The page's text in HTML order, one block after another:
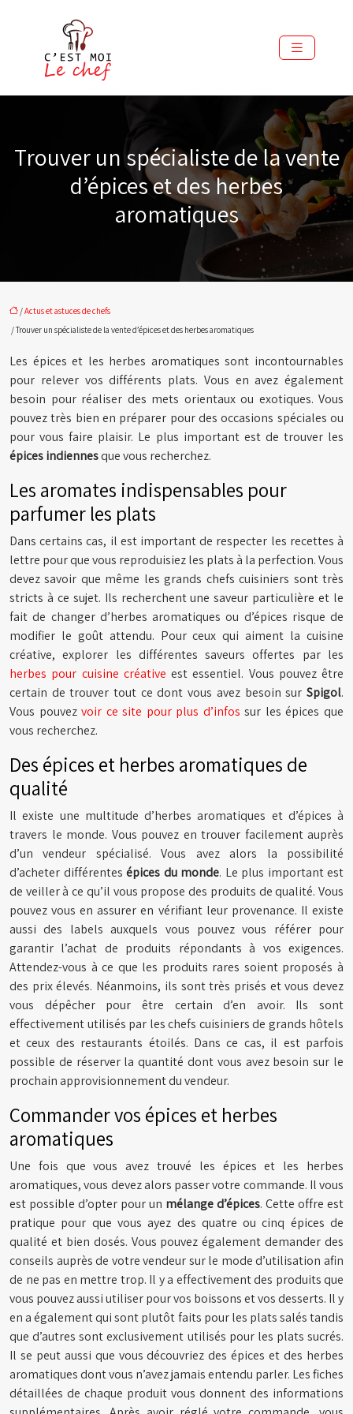
Trouver un spécialiste de la vente
d’épices et des herbes
aromatiques
/Actus et astuces de chefs
/ Trouver un spécialiste de la vente d’épices et des herbes aromatiques
Les épices et les herbes aromatiques sont incontournables
pour relever vos différents plats. Vous en avez également
besoin pour réaliser des mets orientaux ou exotiques. Vous
pouvez très bien en préparer pour des occasions spéciales ou
pour vous faire plaisir. Le plus important est de trouver les
épices indiennesque vous recherchez.
Les aromates indispensables pour
parfumer les plats
Dans certains cas, il est important de respecter les recettes à
lettre pour que vous reproduisiez les plats à la perfection. Vous
devez savoir que même les grands chefs cuisiniers sont très
stricts à ce sujet. Ils recherchent une saveur particulière et le
fait de changer d’herbes aromatiques ou d’épices risque de
modifier le goût attendu. Pour ceux qui aiment la cuisine
créative, explorer les différentes saveurs offertes par les
herbes pour cuisine créative est essentiel. Vous pouvez être
certain de trouver tout ce dont vous avez besoin sur Spigol.
Vous pouvezvoir ce site pour plus d’infos sur les épices que
vous recherchez.
Des épices et herbes aromatiques de
qualité
Il existe une multitude d’herbes aromatiques et d’épices à
travers le monde. Vous pouvez en trouver facilement auprès
d’un vendeur spécialisé. Vous avez alors la possibilité
d’acheter différentes épices du monde. Le plus important est
de veiller à ce qu’il vous propose des produits de qualité. Vous
pouvez vous en assurer en vérifiant leur provenance. Il existe
aussi des labels auxquels vous pouvez vous référer pour
garantir l’achat de produits répondants à vos exigences.
Attendez-vous à ce que les produits rares soient proposés à
des prix élevés. Néanmoins, ils sont très prisés et vous devez
vous dépêcher pour être certain d’en avoir. Ils sont
effectivement utilisés par les chefs cuisiniers de grands hôtels
et ceux des restaurants étoilés. Dans ce cas, il est parfois
possible de réserver la quantité dont vous avez besoin sur le
prochain approvisionnement du vendeur.
Commander vos épices et herbes
aromatiques
Une fois que vous avez trouvé les épices et les herbes
aromatiques, vous devez alors passer votre commande. Il vous
est possible d’opter pour un mélange d’épices. Cette offre est
pratique pour que vous ayez des quatre ou cinq épices de
qualité et bien dosés. Vous pouvez également demander des
conseils auprès de votre vendeur sur le mode d’utilisation afin
de ne pas en mettre trop. Il y a effectivement des produits que
vous pouvez aussi utiliser pour vos boissons et vos desserts. Il y
en a également qui sont plutôt faits pour les plats salés tandis
que d’autres sont exclusivement utilisés pour les plats sucrés.
Il se peut aussi que vous découvriez des épices et des herbes
aromatiques dont vous n’avez jamais entendu parler. Les fiches
détaillées de chaque produit vous donnent des informations